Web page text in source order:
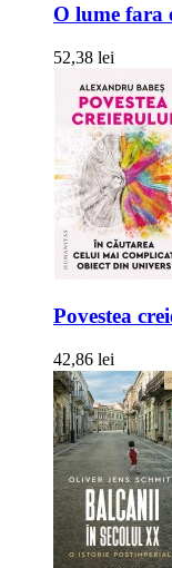
O lume fara
52,38 lei
Povestea
42,86 lei